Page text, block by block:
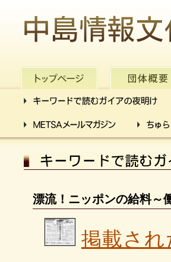
漂流！ニッポンの給料～
掲載さ